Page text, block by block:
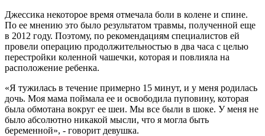
Джессика некоторое время отмечала боли в колене и спине.
По ее мнению это было результатом травмы, полученной еще
в 2012 году. Поэтому, по рекомендациям специалистов ей
провели операцию продолжительностью в два часа с целью
перестройки коленной чашечки, которая и повлияла на
расположение ребенка.
«Я тужилась в течение примерно 15 минут, и у меня родилась
дочь. Моя мама поймала ее и освободила пуповину, которая
была обмотана вокруг ее шеи. Мы все были в шоке. У меня не
было абсолютно никакой мысли, что я могла быть
беременной», - говорит девушка.